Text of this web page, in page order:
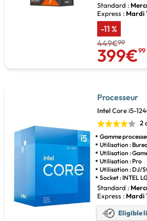
Standard :
Express : Mardi
-11 %
449€99
399€99
Processeur
IntelCore i5-
2
Gamme
Utilisation :
Utilisation :
Utilisation : Pro
Utilisation : DJ/
Socket : INTEL
Standard :
Express : Mardi
Eligible